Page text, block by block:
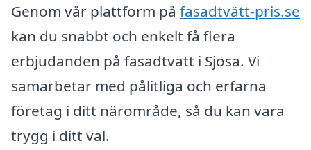
Genom vår plattform på fasadtvätt-pris.se
kan du snabbt och enkelt få flera
erbjudanden på fasadtvätt i Sjösa. Vi
samarbetar med pålitliga och erfarna
företag i ditt närområde, så du kan vara
trygg i ditt val.